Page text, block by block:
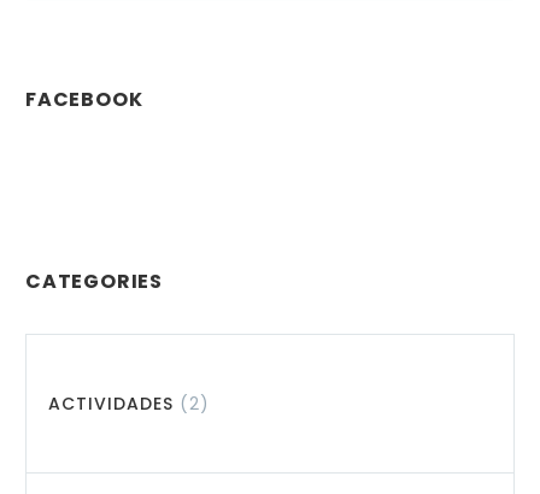
FACEBOOK
CATEGORIES
ACTIVIDADES (2)